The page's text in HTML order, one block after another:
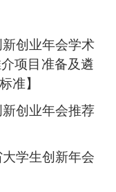
创业年会学术
项目准备及遴
准】
创业年会推荐
学生创新年会